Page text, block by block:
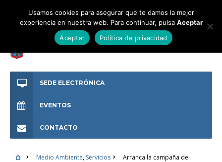
SEDE ELECTRÓNICA
EVENTOS
CONTACTO
Medio Ambiente, Servicios
Arranca la campaña de
Usamos cookies para asegurar que te damos la mejor
experiencia en nuestra web. Para continuar, pulsa Aceptar
Aceptar
Política de privacidad